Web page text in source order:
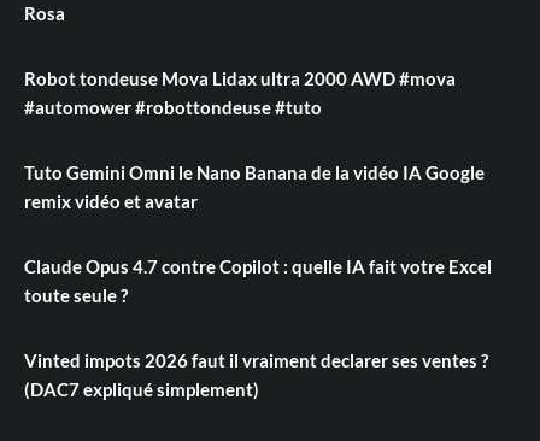
Rosa
Robot tondeuse Mova Lidax ultra 2000 AWD #mova
#automower #robottondeuse #tuto
Tuto Gemini Omni le Nano Banana de la vidéo IA Google
remix vidéo et avatar
Claude Opus 4.7 contre Copilot : quelle IA fait votre Excel
toute seule ?
Vinted impots 2026 faut il vraiment declarer ses ventes ?
(DAC7 expliqué simplement)